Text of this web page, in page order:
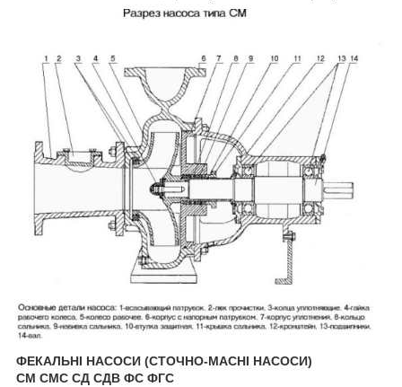
ФЕКАЛЬНІ НАСОСИ (СТОЧНО-МАСНІ НАСОСИ)
СМ СМС СД СДВ ФС ФГС